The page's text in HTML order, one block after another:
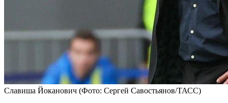
Славиша Йоканович (Фото: Сергей Савостьянов/ТАСС)